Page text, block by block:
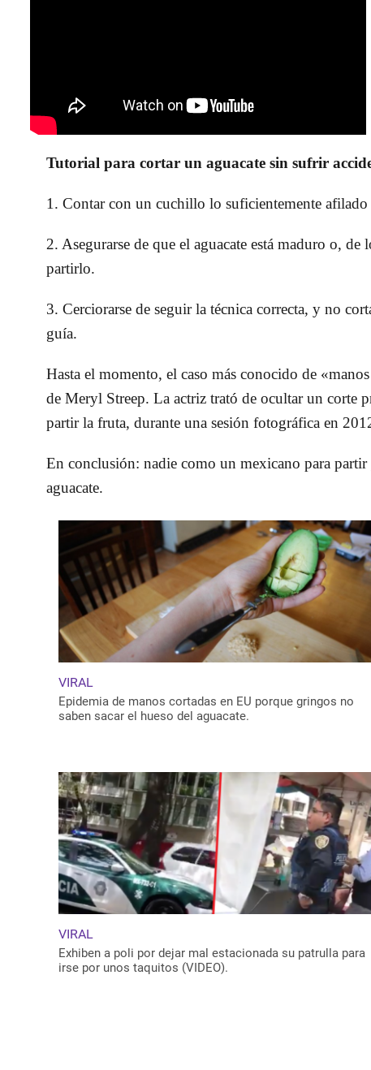
Tutorial para cortar un aguacate sin sufrir
1. Contar con un cuchillo lo suficientemente afilado
2. Asegurarse de que el aguacate está maduro o,
partirlo.
3. Cerciorarse de seguir la técnica correcta, y no
guía.
Hasta el momento, el caso más conocido de
de Meryl Streep. La actriz trató de ocultar un corte
partir la fruta, durante una sesión fotográfica en
En conclusión: nadie como un mexicano para
aguacate.
VIRAL
Epidemia de manos cortadas en EU porque gringos no
saben sacar el hueso del aguacate.
VIRAL
Exhiben a poli por dejar mal estacionada su patrulla para
irse por unos taquitos (VIDEO).